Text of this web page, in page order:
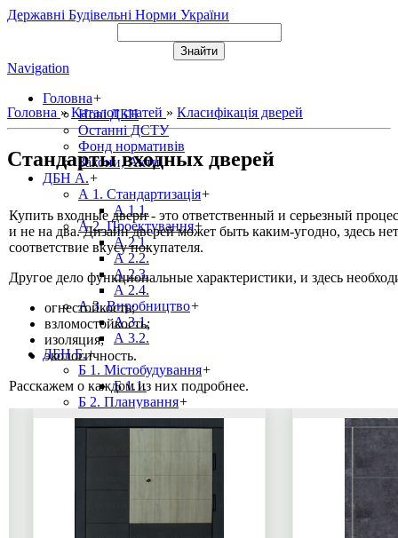
Державні Будівельні Норми України
Navigation
Головна+
Нові ДБН
Останні ДСТУ
Фонд нормативів
Закони, Акти
ДБН А.+
А 1. Стандартизація+
А 1.1.
А 2. Проектування+
А 2.1.
А 2.2.
А 2.3.
А 2.4.
А 3. Виробництво+
А 3.1.
А 3.2.
ДБН Б.+
Б 1. Містобудування+
Б 1.1.
Б 2. Планування+
Б 2.1.
Б 2.2.
В 1. Вимоги
Головна » Каталог статей » Класифікація дверей
Стандарты входных дверей
Купить входные двери - это ответственный и серьезный
и не на два. Дизайн дверей может быть каким-угодно, здесь
соответствие вкусу покупателя.
Другое дело функциональные характеристики, и здесь
огнестойкость;
взломостойкость;
изоляция;
экологичность.
Расскажем о каждом из них подробнее.